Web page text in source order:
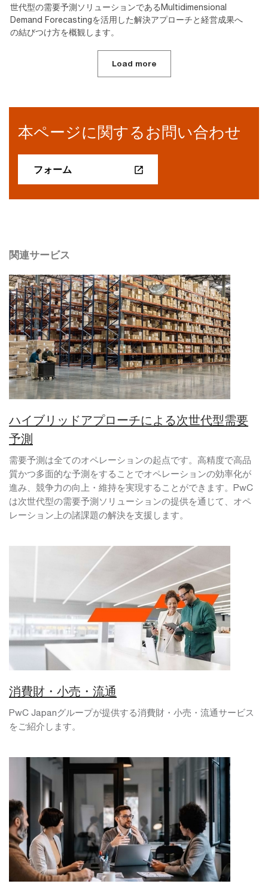
世代型の需要予測ソリューションであるMultidimensional
Demand Forecastingを活用した解決アプローチと経営成果へ
の結びつけ方を概観します。
Load more
本ページに関するお問い合わせ
フォーム
関連サービス
ハイブリッドアプローチによる次世代型需要
予測
需要予測は全てのオペレーションの起点です。高精度で高品
質かつ多面的な予測をすることでオペレーションの効率化が
進み、競争力の向上・維持を実現することができます。PwC
は次世代型の需要予測ソリューションの提供を通じて、オペ
レーション上の諸課題の解決を支援します。
消費財・小売・流通
PwC Japanグループが提供する消費財・小売・流通サービス
をご紹介します。